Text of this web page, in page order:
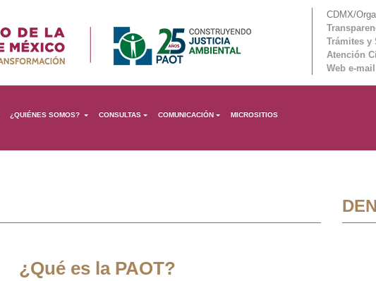
CDMX/
Trámites y
Atención
Web e-
¿QUIÉNES SOMOS? CONSULTAS COMUNICACIÓN MICROSITIOS
¿Qué es la PAOT?